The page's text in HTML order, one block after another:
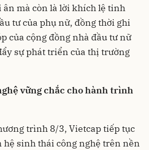
mà còn là lời khích lệ tinh
tư của phụ nữ, đồng thời ghi
của cộng đồng nhà đầu tư nữ
sự phát triển của thị trường
vững chắc cho hành trình
trình 8/3, Vietcap tiếp tục
hệ sinh thái công nghệ trên nền